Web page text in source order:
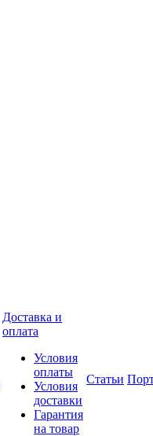
Доставка и
оплата
Условия
оплаты
Условия
доставки
Гарантия
на товар
Статьи